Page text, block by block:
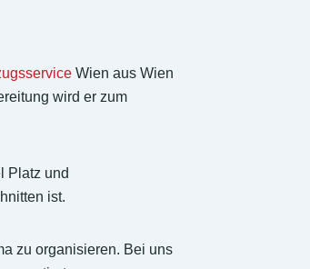
Wien aus Wien
wird er zum
Platz und
ist.
zu organisieren. Bei uns